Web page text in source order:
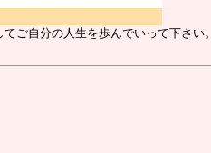
ご自分の人生を歩んでいって下さい。